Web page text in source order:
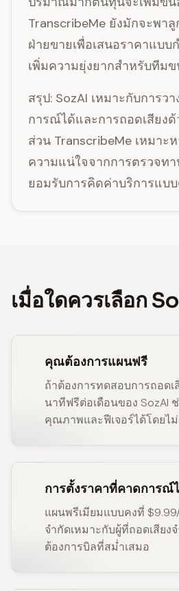
TranscribeMe ยังมักจะพา
ฝ่ายขายเพื่อเสนอราคาแบบ
เพิ่มความยุ่งยากสำหรับทีมข
สรุป: SozAI เหมาะกับการ
การณ์ได้และการถอดเสียง
ส่วน TranscribeMe เหมาะ
ความแน่ใจจากการตรวจท
ยอมรับการคิดค่าบริการแบ
เมื่อใดควรเลือก
คุณต้องการแผนฟรี
ถ้าต้องการทดสอบการถอด
นาทีฟรีต่อเดือนของ SozAI
คุณภาพและฟีเจอร์ได้โดยไ
การตั้งราคาที่คาดการณ์
แผนพรีเมียมแบบคงที่
จำกัดเหมาะกับผู้ที่ถอดเสียง
ต้องการบิลที่สม่ำเสมอ